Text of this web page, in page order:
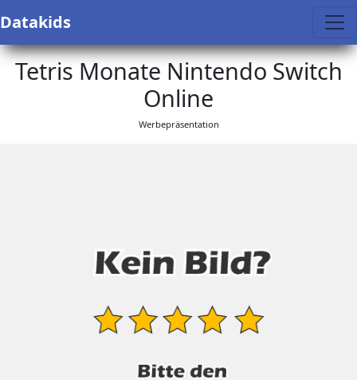
Datakids
Tetris Monate Nintendo Switch
Online
Werbepräsentation